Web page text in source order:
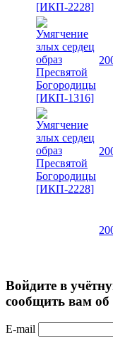
Войдите в
сообщить вам об
E-mail